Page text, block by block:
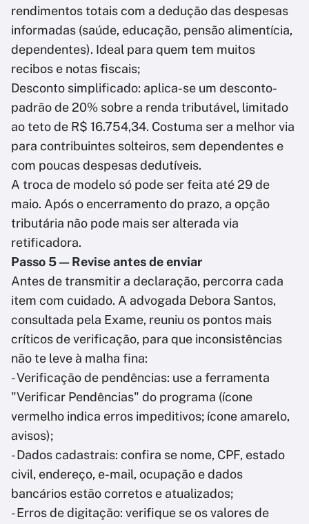
rendimentos totais com a dedução das despesas
informadas (saúde, educação, pensão alimentícia,
dependentes). Ideal para quem tem muitos
recibos e notas fiscais;
Desconto simplificado: aplica-se um desconto-
padrão de 20% sobre a renda tributável, limitado
ao teto de R$ 16.754,34. Costuma ser a melhor via
para contribuintes solteiros, sem dependentes e
com poucas despesas dedutíveis.
A troca de modelo só pode ser feita até 29 de
maio. Após o encerramento do prazo, a opção
tributária não pode mais ser alterada via
retificadora.
Passo 5 — Revise antes de enviar
Antes de transmitir a declaração, percorra cada
item com cuidado. A advogada Debora Santos,
consultada pela Exame, reuniu os pontos mais
críticos de verificação, para que inconsistências
não te leve à malha fina:
- Verificação de pendências: use a ferramenta
"Verificar Pendências" do programa (ícone
vermelho indica erros impeditivos; ícone amarelo,
avisos);
- Dados cadastrais: confira se nome, CPF, estado
civil, endereço, e-mail, ocupação e dados
bancários estão corretos e atualizados;
- Erros de digitação: verifique se os valores de